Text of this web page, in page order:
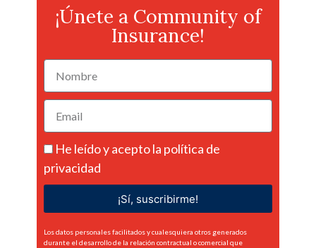
¡Únete a Community of
Insurance!
He leído y acepto la política de
privacidad
¡Sí, suscribirme!
Los datos personales facilitados y cualesquiera otros generados
durante el desarrollo de la relación contractual o comercial que